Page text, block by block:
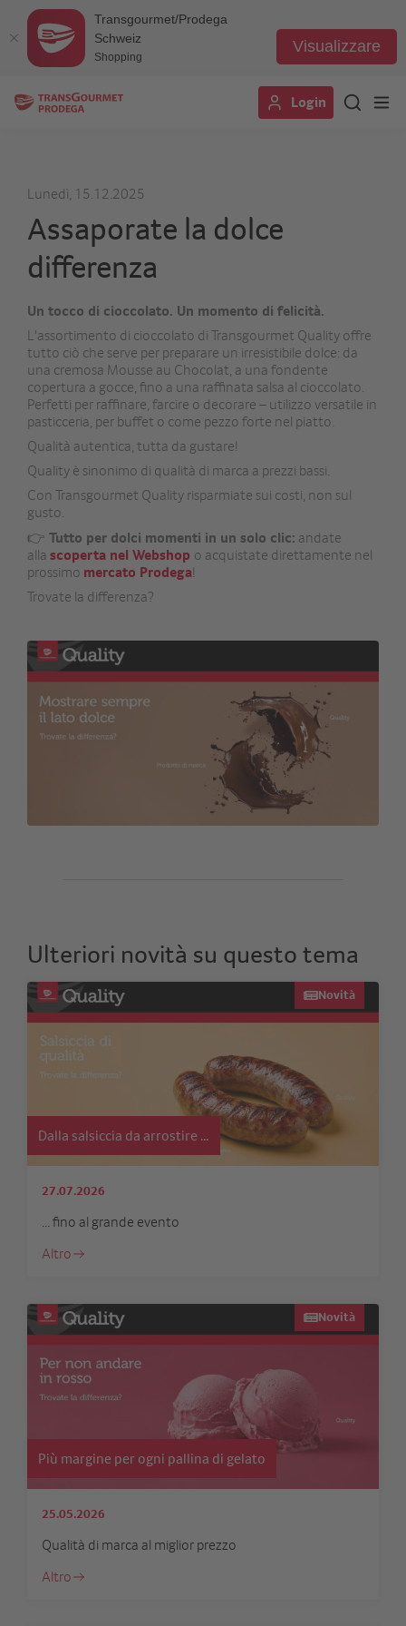
Transgourmet/Prodega
Schweiz
Shopping
Visualizzare
Login
Lunedì, 15.12.2025
Assaporate la dolce
differenza
Un tocco di cioccolato. Un momento di felicità.
L'assortimento di cioccolato di Transgourmet Quality offre
tutto ciò che serve per preparare un irresistibile dolce: da
una cremosa Mousse au Chocolat, a una fondente
copertura a gocce, fino a una raffinata salsa al cioccolato.
Perfetti per raffinare, farcire o decorare – utilizzo versatile in
pasticceria, per buffet o come pezzo forte nel piatto.
Qualità autentica, tutta da gustare!
Quality è sinonimo di qualità di marca a prezzi bassi.
Con Transgourmet Quality risparmiate sui costi, non sul
gusto.
👉 Tutto per dolci momenti in un solo clic: andate
alla scoperta nel Webshop o acquistate direttamente nel
prossimo mercato Prodega!
Trovate la differenza?
Ulteriori novità su questo tema
Novità
Dalla salsiccia da arrostire …
27.07.2026
… fino al grande evento
Altro
Novità
Più margine per ogni pallina di gelato
25.05.2026
Qualità di marca al miglior prezzo
Altro